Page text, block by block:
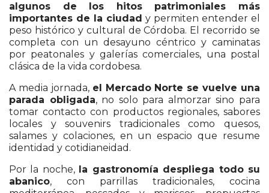
algunos de los hitos patrimoniales más
importantes de la ciudad y permiten entender el
peso histórico y cultural deCórdoba. El recorrido se
completa con un desayuno céntrico y caminatas
por peatonales y galerías comerciales, una postal
clásica de la vida cordobesa.
A media jornada, el Mercado Norte se vuelve una
parada obligada, no solo para almorzar sino para
tomar contacto con productos regionales, sabores
locales y souvenirs tradicionales como quesos,
salames y colaciones, en un espacio que resume
identidad y cotidianeidad.
Por la noche, la gastronomía despliega todo su
abanico, con parrillas tradicionales, cocina